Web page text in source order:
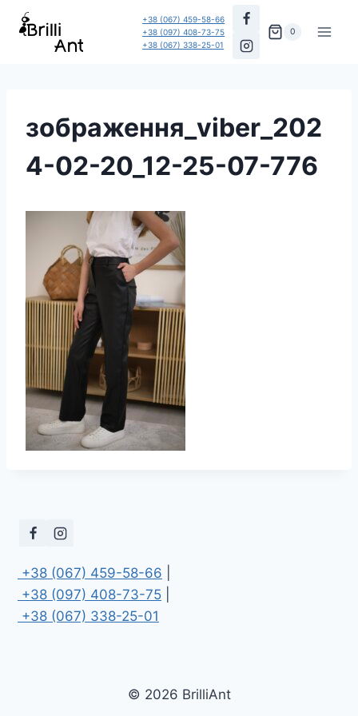
Перейти
+38 (067) 459-58-66
+38 (097) 408-73-75
+38 (067) 338-25-01
0
зображення_viber_202
4-02-20_12-25-07-776
+38 (067) 459-58-66
+38 (097) 408-73-75
+38 (067) 338-25-01
© 2026 BrilliAnt